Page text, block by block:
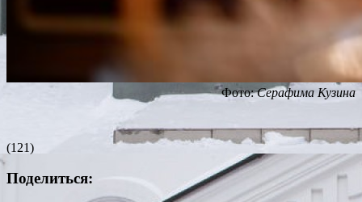
Фото:Серафима Кузина
(121)
Поделиться: